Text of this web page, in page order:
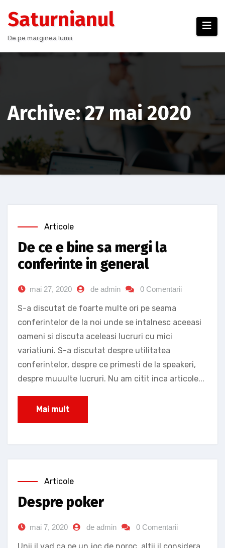
conținut
Saturnianul
De pe marginea lumii
Archive: 27 mai 2020
Articole
De ce e bine sa mergi la
conferinte in general
mai 27, 2020 de admin 0 Comentarii
S-a discutat de foarte multe ori pe seama
conferintelor de la noi unde se intalnesc aceeasi
oameni si discuta aceleasi lucruri cu mici
variatiuni. S-a discutat despre utilitatea
conferintelor, despre ce primesti de la speakeri,
despre muuulte lucruri. Nu am citit inca articole...
Mai mult
Articole
Despre poker
mai 7, 2020 de admin 0 Comentarii